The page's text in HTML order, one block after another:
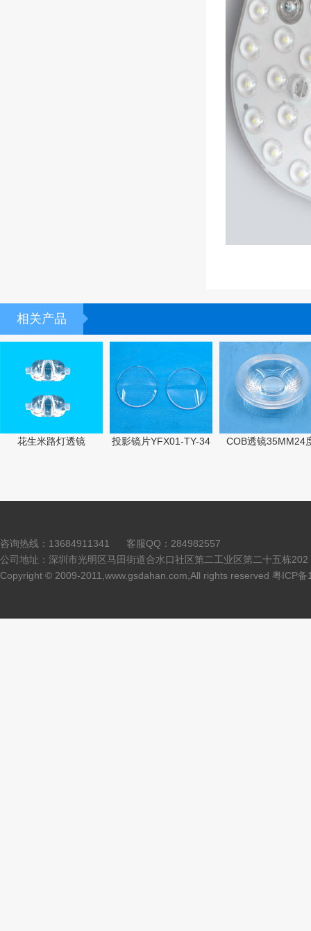
相关产品
花生米路灯透镜 投影镜片YFX01-TY-34 COB透镜35MM24
咨询热线：13684911341 客服QQ：284982557
公司地址：深圳市光明区马田街道合水口社区第二工业区第二十五栋
Copyright © 2009-2011,www.gsdahan.com,All rights reserved 粤ICP